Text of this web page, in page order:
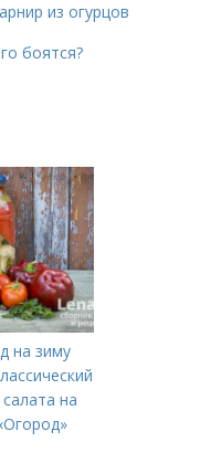
из огурцов
боятся?
на зиму
на